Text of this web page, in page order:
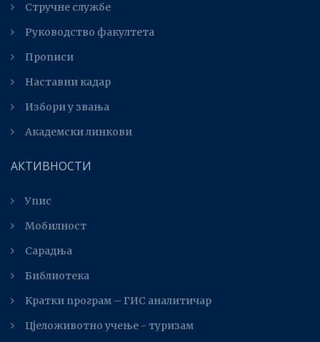
Стручне службе
Руководство факултета
Прописи
Наставни кадар
Избори у звања
Академски линкови
АКТИВНОСТИ
Упис
Мобилност
Сарадња
Библиотека
Kратки програм – ГИС аналитичар
Цјеложивотно учење - туризам